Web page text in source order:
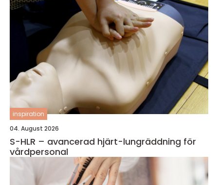
inspiration
04. August 2026
S-HLR – avancerad hjärt-lungräddning för
vårdpersonal